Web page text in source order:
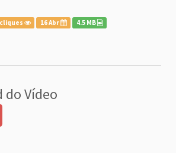
cliques 16 Abr 4.5 MB
do Vídeo